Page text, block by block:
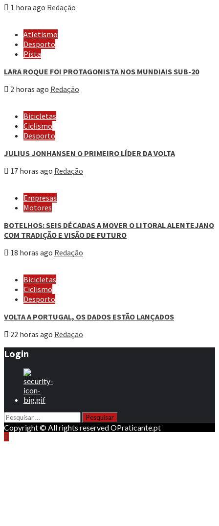
1 hora ago Redação
Atletismo
Desporto
Pista
LARA ROQUE FOI PROTAGONISTA NOS MUNDIAIS SUB-20
2 horas ago Redação
Bicicletas
Ciclismo
Desporto
JULIUS JONHANSEN O PRIMEIRO LÍDER DA VOLTA
17 horas ago Redação
Empresas
Motores
BOTELHOS: SEIS DÉCADAS A MOVER O LITORAL ALENTEJANO
COM TRADIÇÃO E VISÃO DE FUTURO
18 horas ago Redação
Bicicletas
Ciclismo
Desporto
VOLTA A PORTUGAL, OS DADOS ESTÃO LANÇADOS
22 horas ago Redação
Login
Pesquisar
por:
Copyright © All rights reserved OPraticante.pt